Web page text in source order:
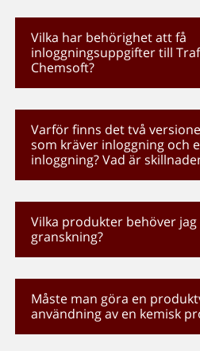
Vilka har behörighet att få
inloggningsuppgifter till
Chemsoft?
Varför finns det två
som kräver inloggning och
inloggning? Vad är
Vilka produkter behöver
granskning?
Måste man göra en
användning av en kemisk